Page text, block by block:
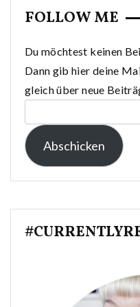
FOLLOW ME
Du möchtest keinen
Dann gib hier deine
gleich über neue
Mail-
Adresse:
Abschicken